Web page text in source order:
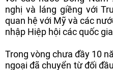
nghị và láng giềng với
quan hệ với Mỹ và các
nhập Hiệp hội các quốc
Trong vòng chưa đầy 10
ngoại đã chuyển từ đối